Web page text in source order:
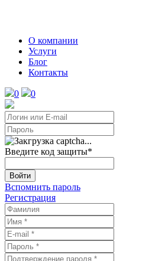
О компании
Услуги
Блог
Контакты
0 0
Введите код защиты*
Войти
Вспомнить пароль
Регистрация